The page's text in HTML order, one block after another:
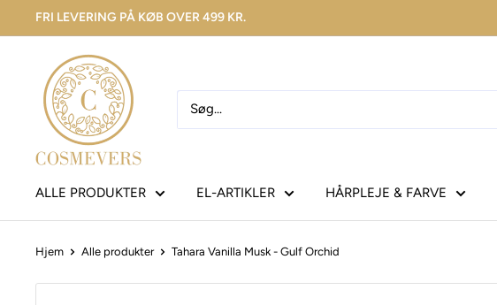
FRI LEVERING PÅ KØB OVER 499 KR.
ALLE PRODUKTER EL-ARTIKLER HÅRPLEJE & FARVE
Hjem Alle produkter Tahara Vanilla Musk - Gulf Orchid